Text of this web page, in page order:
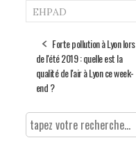
EHPAD
Forte pollution à Lyon lors
de l'été 2019 : quelle est la
qualité de l'air à Lyon ce week-
end ?